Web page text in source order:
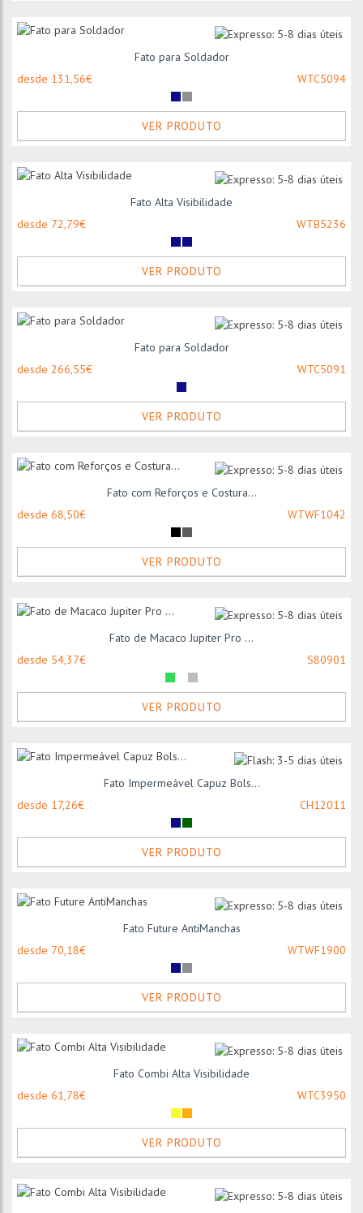
Fato para Soldador
desde 131,56€
WTC5094
VER PRODUTO
Fato Alta Visibilidade
desde 72,79€
WTB5236
VER PRODUTO
Fato para Soldador
desde 266,55€
WTC5091
VER PRODUTO
Fato com Reforços e Costura...
desde 68,50€
WTWF1042
VER PRODUTO
Fato de Macaco Jupiter Pro ...
desde 54,37€
S80901
VER PRODUTO
Fato Impermeável Capuz Bols...
desde 17,26€
CH12011
VER PRODUTO
Fato Future AntiManchas
desde 70,18€
WTWF1900
VER PRODUTO
Fato Combi Alta Visibilidade
desde 61,78€
WTC3950
VER PRODUTO